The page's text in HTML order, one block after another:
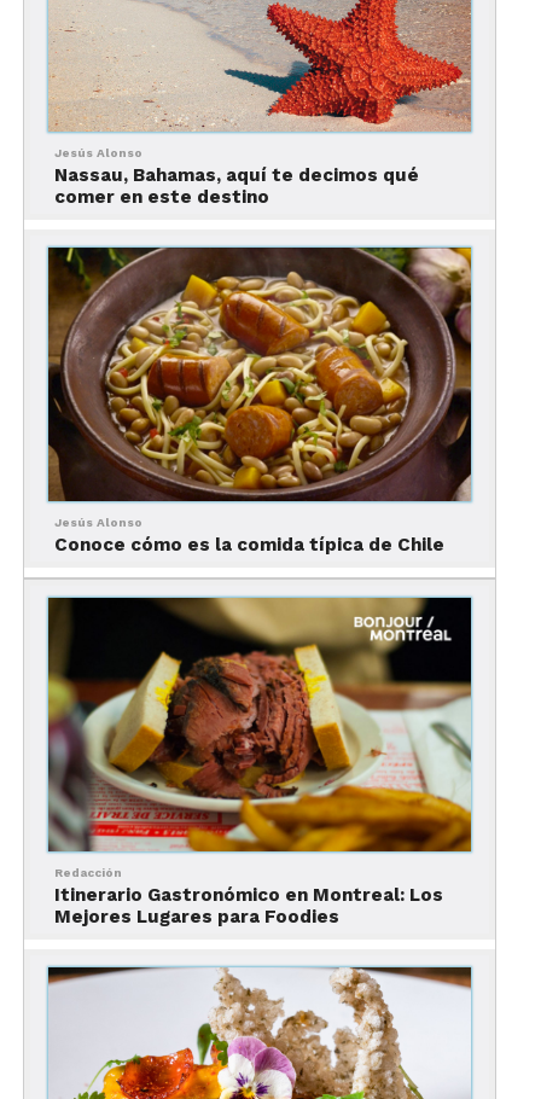
Acompañadas con té son una delicia.
Chaat
Muy populares en las calles del norte del país, las
chaats son diversas variantes de botanas saladas),
preparadas a base de arroz, chícharos, vegetales y
especias. Las más populares son las pani puri:
bolitas huecas de masa frita rellenas de agua con
especias, salsa de tamarindo, papa, cebolla y
garbanzos. ¡Si no te gusta lo picante no las
pruebes!
Para comer…
Butter Chicken con naan
Este querido plato indio es una suculenta
combinación de pollo marinado y curry de
jitomate y crema. Se suele comer con naan, un pan
indio similar al pan árabe.
Masala Dosa
Jesús Alonso
Nassau, Bahamas, aquí te decimos qué
comer en este destino
Jesús Alonso
Conoce cómo es la comida típica de Chile
Redacción
Itinerario Gastronómico en Montreal: Los
Mejores Lugares para Foodies